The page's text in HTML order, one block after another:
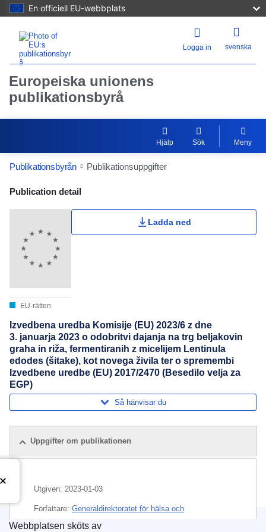
En officiell EU-webbplats
Logga in svenska
Europeiska unionens
publikationsbyrå
Hjälp Sök Meny
Publikationsbyrån Publikationsuppgifter
Publication Detail Actions Portlet
Publication detail
EU-rätten
Ladda ned
Izvedbena uredba Komisije (EU) 2023/6 z dne
3. januarja 2023 o odobritvi dajanja na trg beljakovin
graha in riža, fermentiranih z micelijem Lentinula
edodes (šitake), kot novega živila ter o spremembi
Izvedbene uredbe (EU) 2017/2470 (Besedilo velja za
EGP)
Så hänvisar du
Uppgifter om publikationen
Utgiven: 2023-01-03
Författare: Generaldirektoratet för hälsa och
livsmedelssäkerhet(
Webbplatsen sköts av